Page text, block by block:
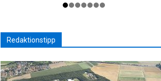
Prozent der Befragten beim Thema soziale
Arbeitsplatzsicherheit mit 54 Prozent. Mehr
als die Hälfte der Befragten, nämlich 53
Prozent, sehen zudem dringenden
insbesondere bei Straße und Schiene. (Quelle
Die Zeit 30.7.2026) b.k.